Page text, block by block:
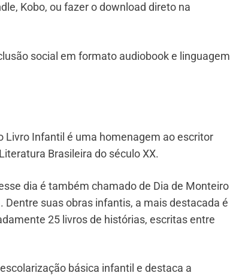
Kobo, ou fazer o download direto na
social em formato audiobook e linguagem
Livro Infantil é uma homenagem ao escritor
Brasileira do século XX.
dia é também chamado de Dia de Monteiro
suas obras infantis, a mais destacada é
25 livros de histórias, escritas entre
básica infantil e destaca a